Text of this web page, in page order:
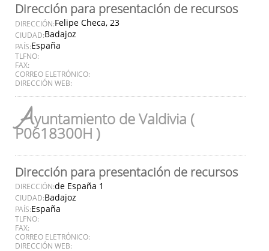
Dirección para presentación de recursos
DIRECCIÓN:Felipe Checa, 23
CIUDAD:Badajoz
PAÍS:España
TLFNO:
FAX:
CORREO ELETRÓNICO:
DIRECCIÓN WEB:
Ayuntamiento de Valdivia (
P0618300H )
Dirección para presentación de recursos
DIRECCIÓN:de España 1
CIUDAD:Badajoz
PAÍS:España
TLFNO:
FAX:
CORREO ELETRÓNICO:
DIRECCIÓN WEB: